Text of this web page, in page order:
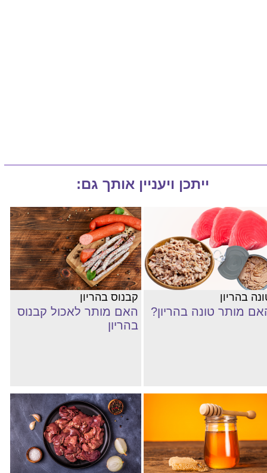
ייתכן ויעניין אותך גם:
בהריון
מותר טונה בהריון?
קבנוס בהריון
האם מותר לאכול קבנוס
בהריון